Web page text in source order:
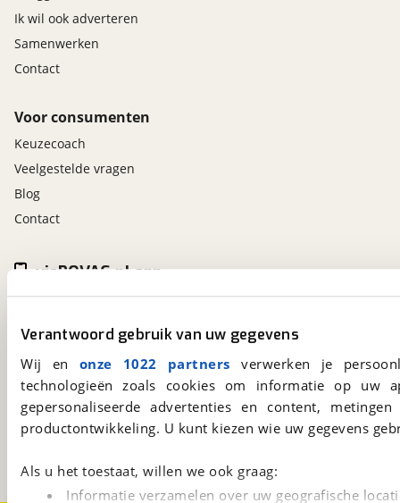
Verantwoord gebruik van uw gegevens
Wij en onze 1022 partners verwerken je
technologieën zoals cookies om informatie op
gepersonaliseerde advertenties en content,
productontwikkeling. U kunt kiezen wie uw gegevens
Als u het toestaat, willen we ook graag:
Informatie verzamelen over uw geografische
Ik wil ook adverteren
Samenwerken
Contact
Voor consumenten
Keuzecoach
Veelgestelde vragen
Blog
Contact
viaBOVAG.nl
Kosterijland
15
3981 AJBunnik
viaBOVAG.nl app
Altijd het meest recente aanbod bij de hand.